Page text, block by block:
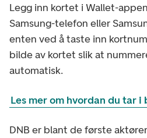
Legg inn kortet i Wallet-
Samsung-telefon eller
enten ved å taste inn
bilde av kortet slik at
automatisk.
Les mer om hvordan du tar i
DNB er blant de første